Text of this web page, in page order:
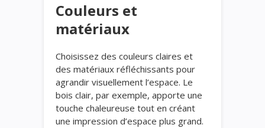
Couleurs et
matériaux
Choisissez des couleurs claires et
des matériaux réfléchissants pour
agrandir visuellement l’espace. Le
bois clair, par exemple, apporte une
touche chaleureuse tout en créant
une impression d’espace plus grand.